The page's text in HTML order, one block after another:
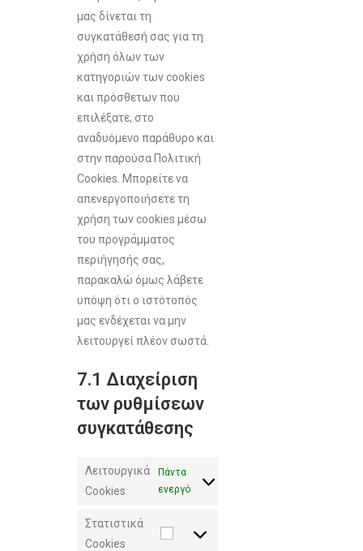
μας δίνεται τη
συγκατάθεσή σας για τη
χρήση όλων των
κατηγοριών των cookies
και πρόσθετων που
επιλέξατε, στο
αναδυόμενο παράθυρο και
στην παρούσα Πολιτική
Cookies. Μπορείτε να
απενεργοποιήσετε τη
χρήση των cookies μέσω
του προγράμματος
περιήγησής σας,
παρακαλώ όμως λάβετε
υπόψη ότι ο ιστότοπός
μας ενδέχεται να μην
λειτουργεί πλέον σωστά.
7.1 Διαχείριση
των ρυθμίσεων
συγκατάθεσης
Λειτουργικά
Cookies
Πάντα
ενεργό
Στατιστικά
Cookies